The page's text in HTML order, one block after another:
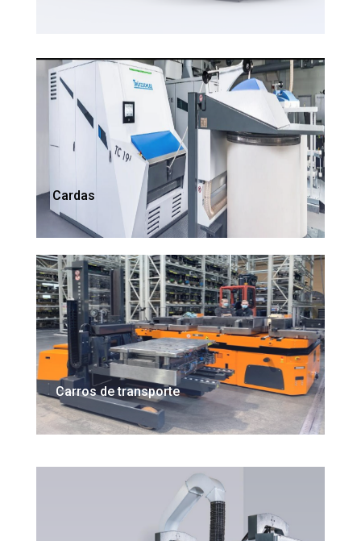
Cardas
Carros de transporte